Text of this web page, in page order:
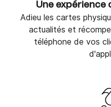
Une expérience
Adieu les cartes
actualités et
téléphone de vos